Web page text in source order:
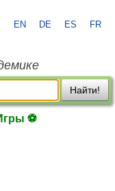
EN DE ES FR
Найти!
⚽